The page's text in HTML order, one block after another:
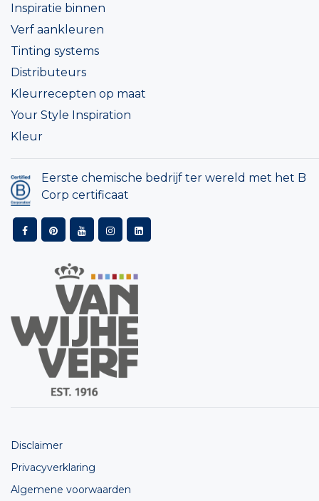
Inspiratie binnen
Verf aankleuren
Tinting systems
Distributeurs
Kleurrecepten op maat
Your Style Inspiration
Kleur
Eerste chemische bedrijf ter wereld met het B
Corp certificaat
Disclaimer
Privacyverklaring
Algemene voorwaarden